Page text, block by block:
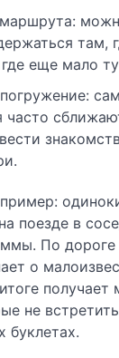
там,
где еще мало
часто
поезде в
По дороге
о
не
буклетах.